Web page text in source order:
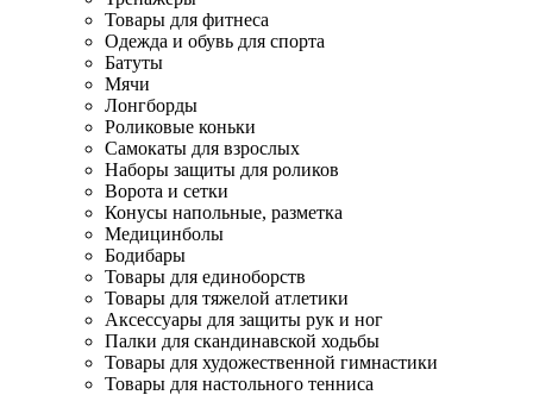
Товары для фитнеса
Одежда и обувь для спорта
Батуты
Мячи
Лонгборды
Роликовые коньки
Самокаты для взрослых
Наборы защиты для роликов
Ворота и сетки
Конусы напольные, разметка
Медицинболы
Бодибары
Товары для единоборств
Товары для тяжелой атлетики
Аксессуары для защиты рук и ног
Палки для скандинавской ходьбы
Товары для художественной гимнастики
Товары для настольного тенниса